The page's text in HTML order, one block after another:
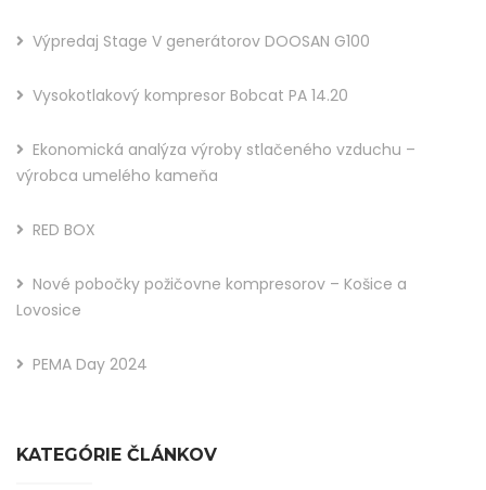
Výpredaj Stage V generátorov DOOSAN G100
Vysokotlakový kompresor Bobcat PA 14.20
Ekonomická analýza výroby stlačeného vzduchu –
výrobca umelého kameňa
RED BOX
Nové pobočky požičovne kompresorov – Košice a
Lovosice
PEMA Day 2024
KATEGÓRIE ČLÁNKOV